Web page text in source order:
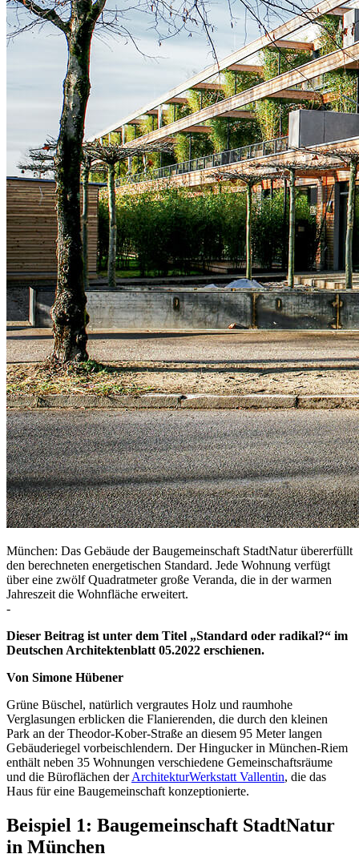
München: Das Gebäude der Baugemeinschaft StadtNatur übererfüllt
den berechneten energetischen Standard. Jede Wohnung verfügt
über eine zwölf Quadratmeter große Veranda, die in der warmen
Jahreszeit die Wohnfläche erweitert.
-
Dieser Beitrag ist unter dem Titel „Standard oder radikal?“ im
Deutschen Architektenblatt 05.2022 erschienen.
Von Simone Hübener
Grüne Büschel, natürlich vergrautes Holz und raumhohe
Verglasungen erblicken die Flanierenden, die durch den kleinen
Park an der Theodor-Kober-Straße an diesem 95 Meter langen
Gebäuderiegel vorbeischlendern. Der Hingucker in München-Riem
enthält neben 35 Wohnungen verschiedene Gemeinschaftsräume
und die Büroflächen derArchitekturWerkstatt Vallentin, die das
Haus für eine Baugemeinschaft konzeptionierte.
Beispiel 1: Baugemeinschaft StadtNatur
in München